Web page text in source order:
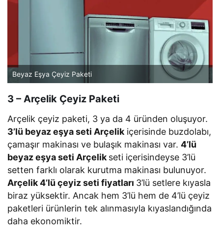
Beyaz Eşya Çeyiz Paketi
3 – Arçelik Çeyiz Paketi
Arçelik çeyiz paketi, 3 ya da 4 üründen oluşuyor.
3’lü beyaz eşya seti Arçelik içerisinde buzdolabı,
çamaşır makinası ve bulaşık makinası var.4’lü
beyaz eşya seti Arçelik seti içerisindeyse 3’lü
setten farklı olarak kurutma makinası bulunuyor.
Arçelik 4’lü çeyiz seti fiyatları 3’lü setlere kıyasla
biraz yüksektir. Ancak hem 3’lü hem de 4’lü çeyiz
paketleri ürünlerin tek alınmasıyla kıyaslandığında
daha ekonomiktir.